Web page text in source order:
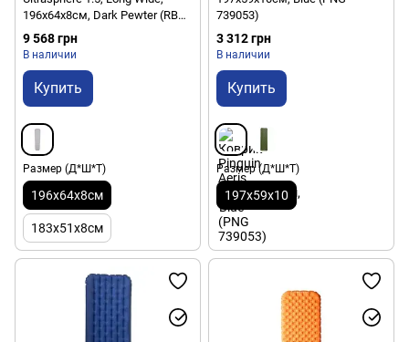
196x64x8см, Dark Pewter (RB
QMA-12-DPW-LNG-WDE)
9 568 грн
В наличии
Купить
Размер (Д*Ш*Т)
196x64x8см
183x51x8см
739053)
3 312 грн
В наличии
Купить
Размер (Д*Ш*Т)
197x59x10